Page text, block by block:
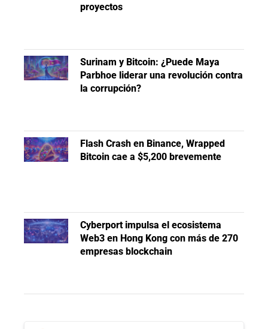
proyectos
Surinam y Bitcoin: ¿Puede Maya
Parbhoe liderar una revolución contra
la corrupción?
Flash Crash en Binance, Wrapped
Bitcoin cae a $5,200 brevemente
Cyberport impulsa el ecosistema
Web3 en Hong Kong con más de 270
empresas blockchain